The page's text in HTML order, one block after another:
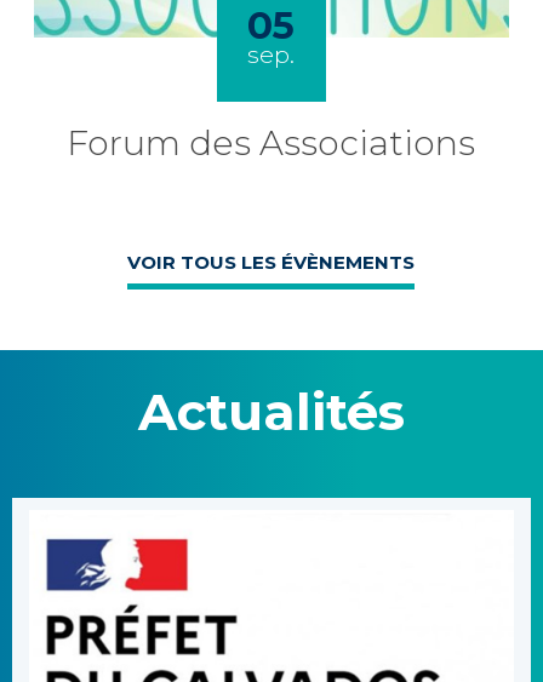
Forum des Associations
05
sep.
VOIR TOUS LES ÉVÈNEMENTS
Actualités